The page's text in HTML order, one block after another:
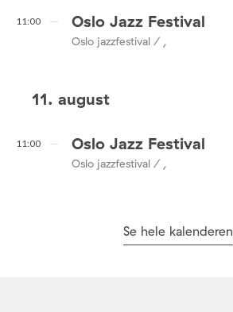
11:00 Oslo Jazz Festival
Oslo jazzfestival / ,
11. august
11:00 Oslo Jazz Festival
Oslo jazzfestival / ,
Se hele kalenderen